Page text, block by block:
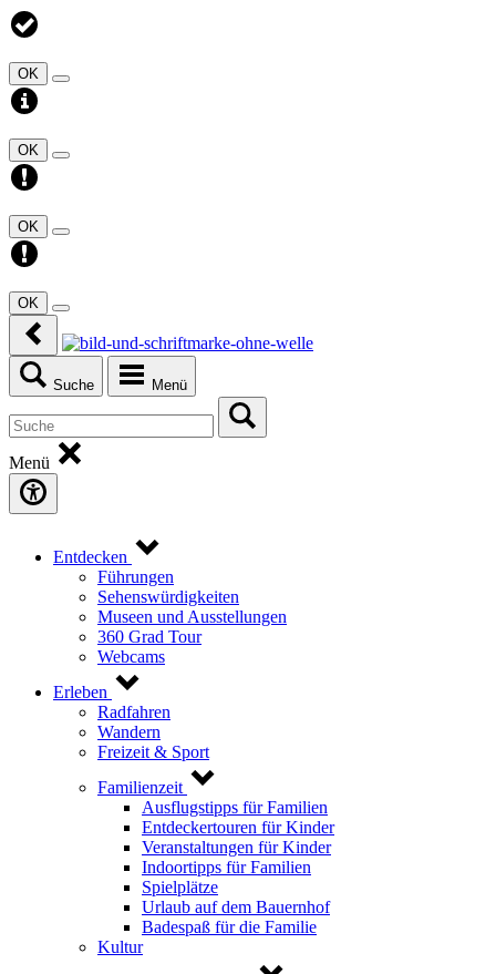
OK
OK
OK
OK
Suche Menü
Menü
Entdecken
Führungen
Sehenswürdigkeiten
Museen und Ausstellungen
360 Grad Tour
Webcams
Erleben
Radfahren
Wandern
Freizeit & Sport
Familienzeit
Ausflugstipps für Familien
Entdeckertouren für Kinder
Veranstaltungen für Kinder
Indoortipps für Familien
Spielplätze
Urlaub auf dem Bauernhof
Badespaß für die Familie
Kultur